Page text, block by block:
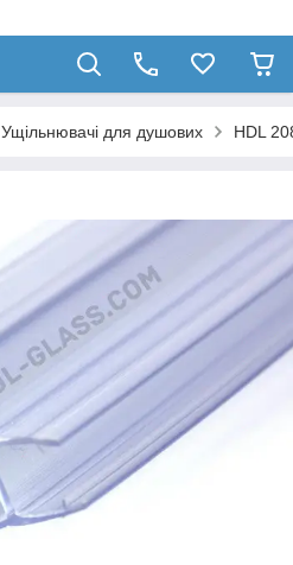
Ущільнювачі для душових HDL